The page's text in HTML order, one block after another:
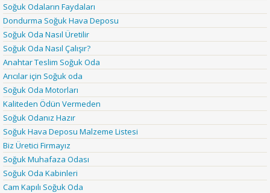
Soğuk Odaların Faydaları
Dondurma Soğuk Hava Deposu
Soğuk Oda Nasıl Üretilir
Soğuk Oda Nasıl Çalışır?
Anahtar Teslim Soğuk Oda
Arıcılar için Soğuk oda
Soğuk Oda Motorları
Kaliteden Ödün Vermeden
Soğuk Odanız Hazır
Soğuk Hava Deposu Malzeme Listesi
Biz Üretici Firmayız
Soğuk Muhafaza Odası
Soğuk Oda Kabinleri
Cam Kapılı Soğuk Oda